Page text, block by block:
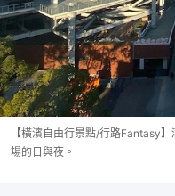
【橫濱自由行景點/行路Fantasy
場的日與夜。